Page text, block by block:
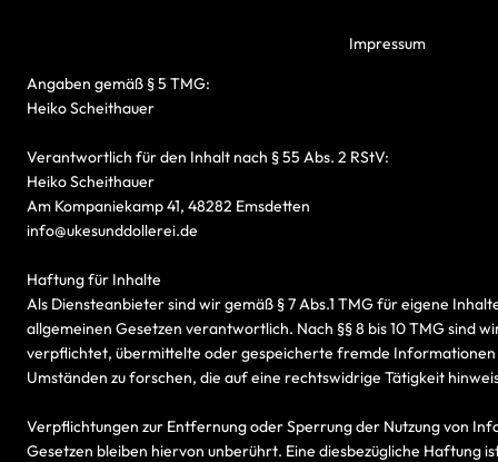
Impressum
Angaben gemäß § 5 TMG:
Heiko Scheithauer
Verantwortlich für den Inhalt nach § 55 Abs. 2 RStV:
Heiko Scheithauer
Am Kompaniekamp 41, 48282 Emsdetten
info@ukesunddollerei.de
Haftung für Inhalte
Als Diensteanbieter sind wir gemäß § 7 Abs.1 TMG für eigene
allgemeinen Gesetzen verantwortlich. Nach §§ 8 bis 10 TMG sind
verpflichtet, übermittelte oder gespeicherte fremde Informationen
Umständen zu forschen, die auf eine rechtswidrige Tätigkeit
Verpflichtungen zur Entfernung oder Sperrung der Nutzung von
Gesetzen bleiben hiervon unberührt. Eine diesbezügliche Haftung